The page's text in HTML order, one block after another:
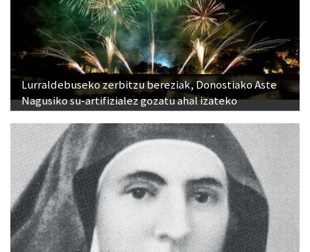
Lurraldebuseko zerbitzu bereziak, Donostiako Aste
Nagusiko su-artifizialez gozatu ahal izateko